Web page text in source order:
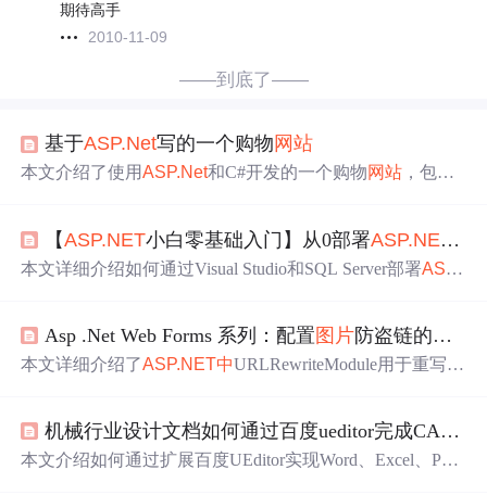
期待高手
2010-11-09
——到底了——
基于ASP.Net写的一个购物 网站
本文介绍了使用ASP.Net和C#开发的一个购物网站 ，包括
据库。详细讲解了各个页面的实现，如注册、登录、商品
分页显示、购物车操作等，并提供了源代码和数据库表结
【ASP.NET小白零基础入门】从0部署ASP.NET 开
本文详细介绍如何通过Visual Studio和SQL Server部署ASP.
Asp .Net Web Forms 系列：配置图片防盗链的几种方法
本文详细介绍了ASP.NET中URLRewriteModule用于重写U
色，展示了它们的配置、功能和作用范围差异。 机械行业设计文档如何通过百度ueditor完成CAD图纸粘贴？
本文介绍如何通过扩展百度UEditor实现Word、Excel、PDF